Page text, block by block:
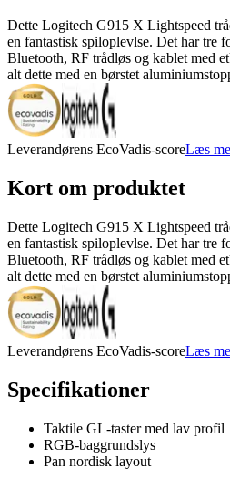
Dette Logitech G915 X Lightspeed
en fantastisk spiloplevlse. Det har tre
Bluetooth, RF trådløs og kablet med
alt dette med en børstet
Leverandørens EcoVadis-scoreLæs
Kort om produktet
Dette Logitech G915 X Lightspeed
en fantastisk spiloplevlse. Det har tre
Bluetooth, RF trådløs og kablet med
alt dette med en børstet
Leverandørens EcoVadis-scoreLæs
Specifikationer
Taktile GL-taster med lav profil
RGB-baggrundslys
Pan nordisk layout